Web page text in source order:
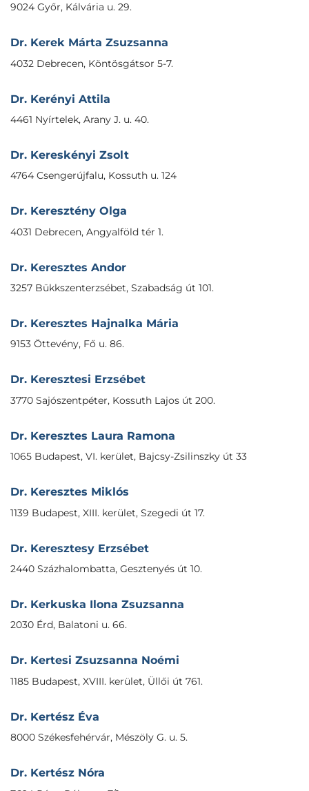
9024 Győr, Kálvária u. 29.
Dr. Kerek Márta Zsuzsanna
4032 Debrecen, Köntösgátsor 5-7.
Dr. Kerényi Attila
4461 Nyírtelek, Arany J. u. 40.
Dr. Kereskényi Zsolt
4764 Csengerújfalu, Kossuth u. 124
Dr. Keresztény Olga
4031 Debrecen, Angyalföld tér 1.
Dr. Keresztes Andor
3257 Bükkszenterzsébet, Szabadság út 101.
Dr. Keresztes Hajnalka Mária
9153 Öttevény, Fő u. 86.
Dr. Keresztesi Erzsébet
3770 Sajószentpéter, Kossuth Lajos út 200.
Dr. Keresztes Laura Ramona
1065 Budapest, VI. kerület, Bajcsy-Zsilinszky út 33
Dr. Keresztes Miklós
1139 Budapest, XIII. kerület, Szegedi út 17.
Dr. Keresztesy Erzsébet
2440 Százhalombatta, Gesztenyés út 10.
Dr. Kerkuska Ilona Zsuzsanna
2030 Érd, Balatoni u. 66.
Dr. Kertesi Zsuzsanna Noémi
1185 Budapest, XVIII. kerület, Üllői út 761.
Dr. Kertész Éva
8000 Székesfehérvár, Mészöly G. u. 5.
Dr. Kertész Nóra